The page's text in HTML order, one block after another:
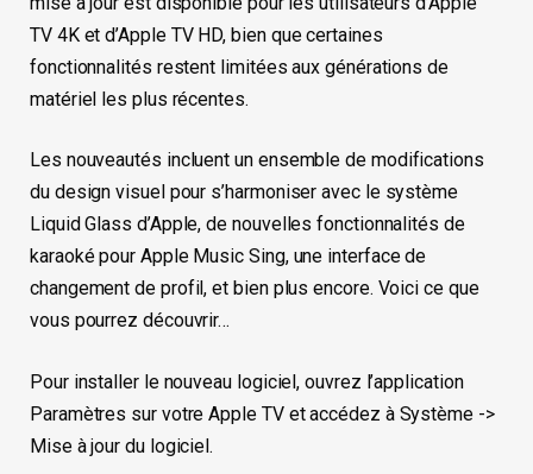
TV 4K et d’Apple TV HD, bien que certaines
fonctionnalités restent limitées aux générations de
matériel les plus récentes.
Les nouveautés incluent un ensemble de modifications
du design visuel pour s’harmoniser avec le système
Liquid Glass d’Apple, de nouvelles fonctionnalités de
karaoké pour Apple Music Sing, une interface de
changement de profil, et bien plus encore. Voici ce que
vous pourrez découvrir…
Pour installer le nouveau logiciel, ouvrez l’application
Paramètres sur votre Apple TV et accédez à Système ->
Mise à jour du logiciel.